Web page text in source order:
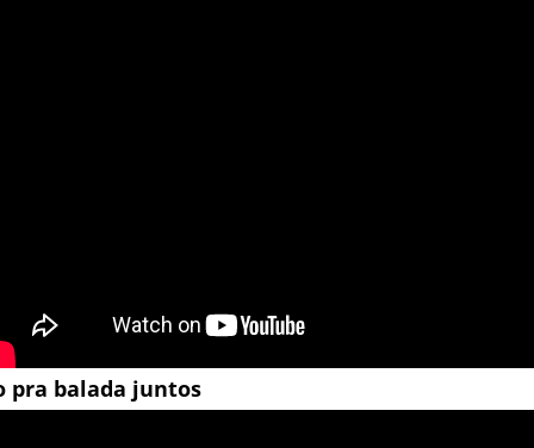
pra balada juntos